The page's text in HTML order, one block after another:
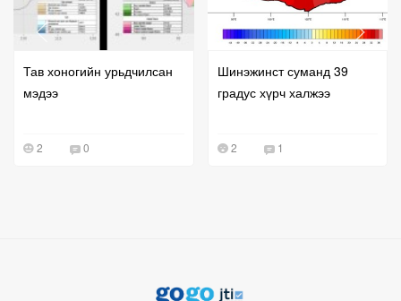
Тав хоногийн урьдчилсан
мэдээ
2 0
Шинэжинст суманд 39
градус хүрч халжээ
2 1